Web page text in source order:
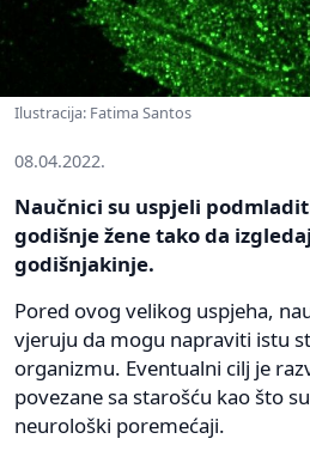
Ilustracija: Fatima Santos
08.04.2022.
Naučnici su uspjeli
godišnje žene tako da
godišnjakinje.
Pored ovog velikog uspjeha,
vjeruju da mogu napraviti istu
organizmu. Eventualni cilj je
povezane sa starošću kao što
neurološki poremećaji.